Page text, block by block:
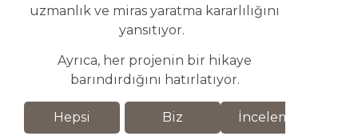
uzmanlık ve miras yaratma kararlılığını
yansıtıyor.
Ayrıca, her projenin bir hikaye
barındırdığını hatırlatıyor.
Hepsi Biz İnceleme